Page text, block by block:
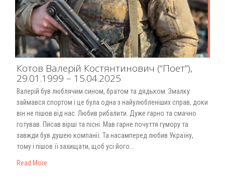
Котов Валерій Костянтинович (“Поет”),
29.01.1999 – 15.04.2025
Валерій був люблячим сином, братом та дядьком. Змалку
займався спортом і це була одна з найулюбленіших справ, доки
він не пішов від нас. Любив рибалити. Дуже гарно та смачно
готував. Писав вірші та пісні. Мав гарне почуття гумору та
завжди був душею компанії. Та насамперед любив Україну,
тому і пішов її захищати, щоб усі його…
Read More